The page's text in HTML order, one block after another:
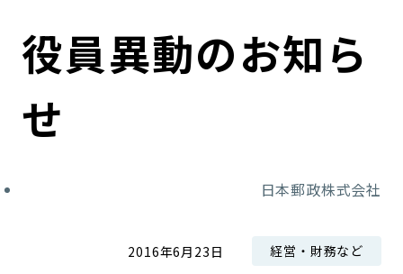
コンプライアンス
ガバナンス
個人投資家のみなさまへ
株式情報
担当役員メッセージ
サステナビリティマネジメント
役員異動のお知ら
せ
日本郵政株式会社
2016年6月23日 経営・財務など